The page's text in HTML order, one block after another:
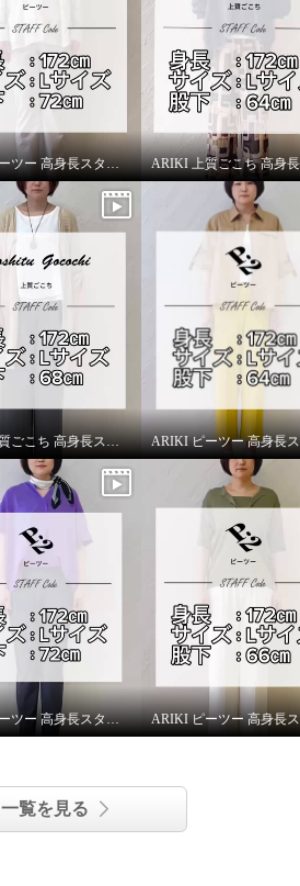
ARIKI ピーツー 高身長スタッフがはいてみました！
ARIKI 上質ごこち 高身長スタッフがはいてみました！
ARIKI ピーツー 高身長スタッフがはいてみました！
一覧を見る